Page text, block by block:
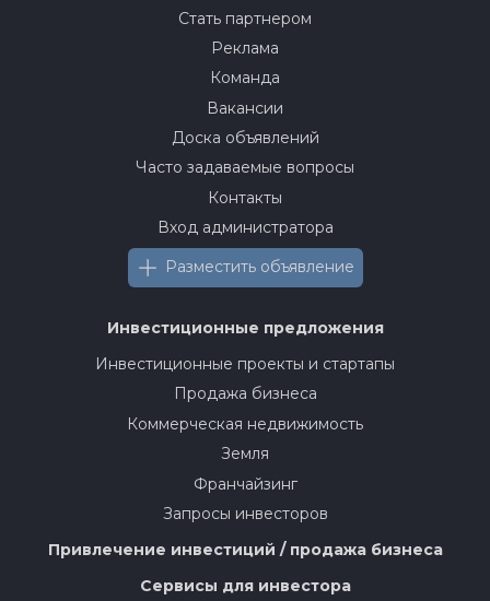
Стать партнером
Реклама
Команда
Вакансии
Доска объявлений
Часто задаваемые вопросы
Контакты
Вход администратора
Разместить объявление
Инвестиционные предложения
Инвестиционные проекты и стартапы
Продажа бизнеса
Коммерческая недвижимость
Земля
Франчайзинг
Запросы инвесторов
Привлечение инвестиций / продажа бизнеса
Сервисы для инвестора